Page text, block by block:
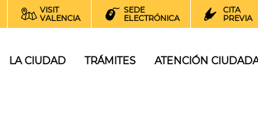
VISIT
VALENCIA
SEDE
ELECTRÓNICA
CITA
PREVIA
LA CIUDAD TRÁMITES ATENCIÓN